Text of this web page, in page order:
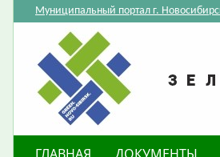
Муниципальный портал г.